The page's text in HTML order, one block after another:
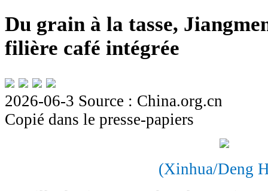
Du grain à la tasse,
filière café intégrée
2026-06-3 Source : China.org.cn
Copié dans le presse-papiers
(Xinhua/Deng